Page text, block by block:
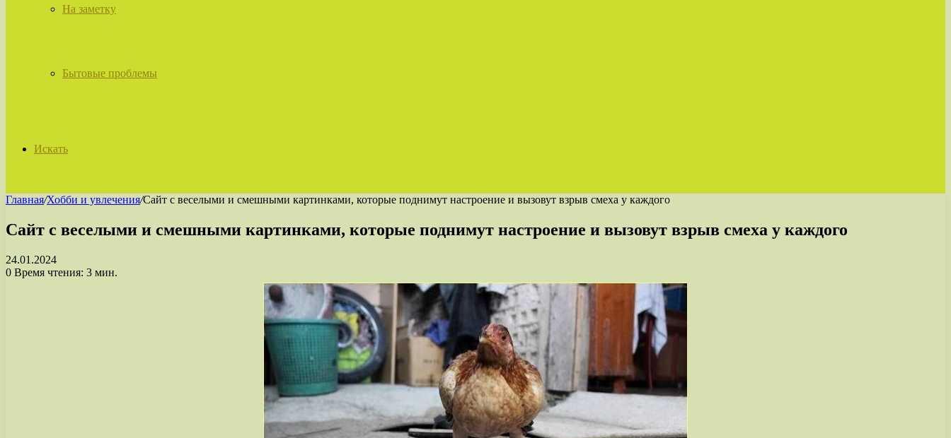
На заметку
Бытовые проблемы
Искать
Главная/Хобби и увлечения/Сайт с веселыми и смешными картинками, которые поднимут настроение и вызовут взрыв смеха у каждого
Сайт с веселыми и смешными картинками, которые поднимут настроение и вызовут взрыв смеха у каждого
24.01.2024
0 Время чтения: 3 мин.